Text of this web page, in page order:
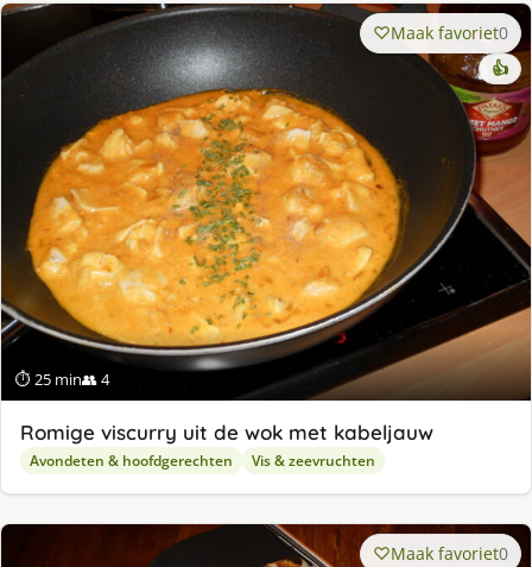
⏱ 25 min👥 4
Maak favoriet0
👍
Romige viscurry uit de wok met kabeljauw
Avondeten & hoofdgerechten Vis & zeevruchten
Maak favoriet0